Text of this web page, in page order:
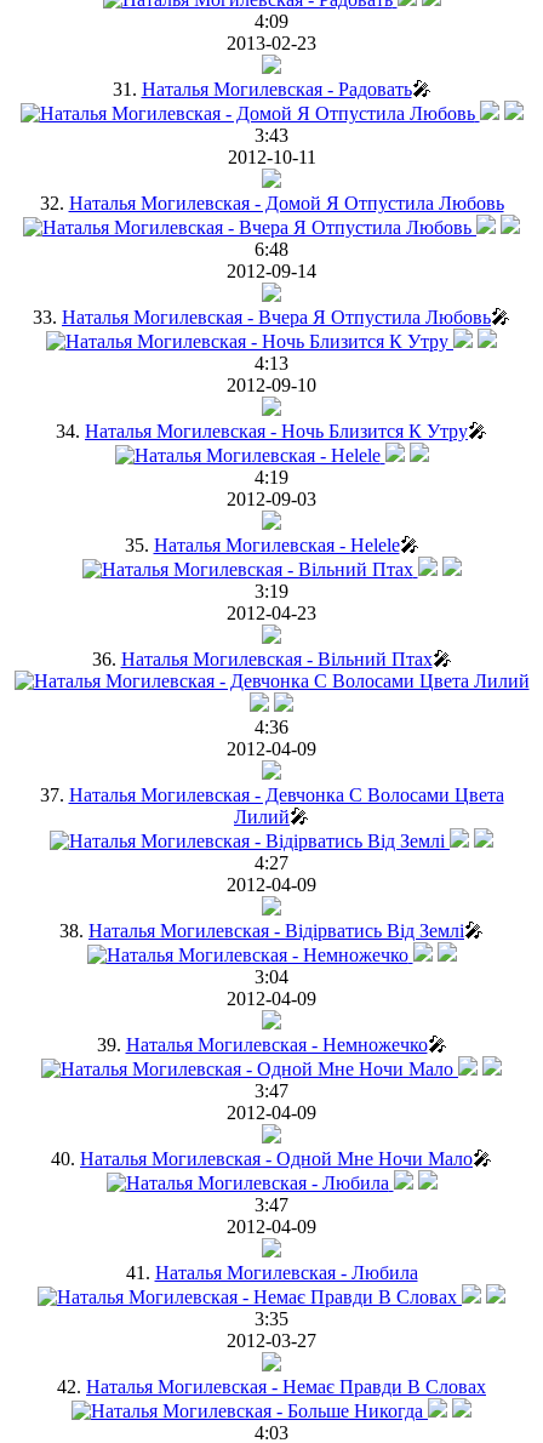
4:09
2013-02-23
31. Наталья Могилевская - Радовать🎤
3:43
2012-10-11
32. Наталья Могилевская - Домой Я Отпустила Любовь
6:48
2012-09-14
33. Наталья Могилевская - Вчера Я Отпустила Любовь🎤
4:13
2012-09-10
34. Наталья Могилевская - Ночь Близится К Утру🎤
4:19
2012-09-03
35. Наталья Могилевская - Helele🎤
3:19
2012-04-23
36. Наталья Могилевская - Вільний Птах🎤
4:36
2012-04-09
37. Наталья Могилевская - Девчонка С Волосами Цвета
Лилий🎤
4:27
2012-04-09
38. Наталья Могилевская - Вiдiрватись Вiд Землi🎤
3:04
2012-04-09
39. Наталья Могилевская - Немножечко🎤
3:47
2012-04-09
40. Наталья Могилевская - Одной Мне Ночи Мало🎤
3:47
2012-04-09
41. Наталья Могилевская - Любила
3:35
2012-03-27
42. Наталья Могилевская - Немає Правди В Словах
4:03